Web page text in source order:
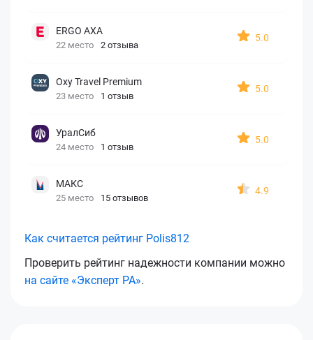
ERGO AXA
22 место 2 отзыва
5.0
Oxy Travel Premium
23 место 1 отзыв
5.0
УралСиб
24 место 1 отзыв
5.0
МАКС
25 место 15 отзывов
4.9
Как считается рейтинг Polis812
Проверить рейтинг надежности компании можно
на сайте «Эксперт РА».